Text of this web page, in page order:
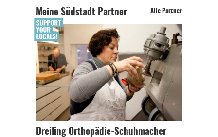
Meine Südstadt Partner Alle Partner
Dreiling Orthopädie-Schuhmacher